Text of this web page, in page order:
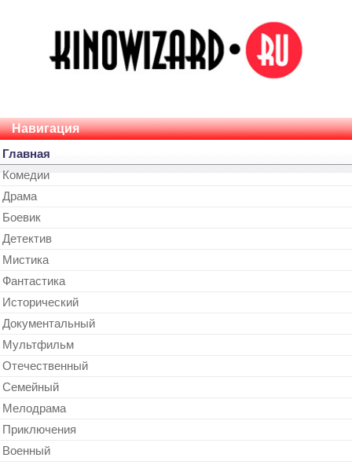
Навигация
Главная
Комедии
Драма
Боевик
Детектив
Мистика
Фантастика
Исторический
Документальный
Мультфильм
Отечественный
Cемейный
Мелодрама
Приключения
Военный